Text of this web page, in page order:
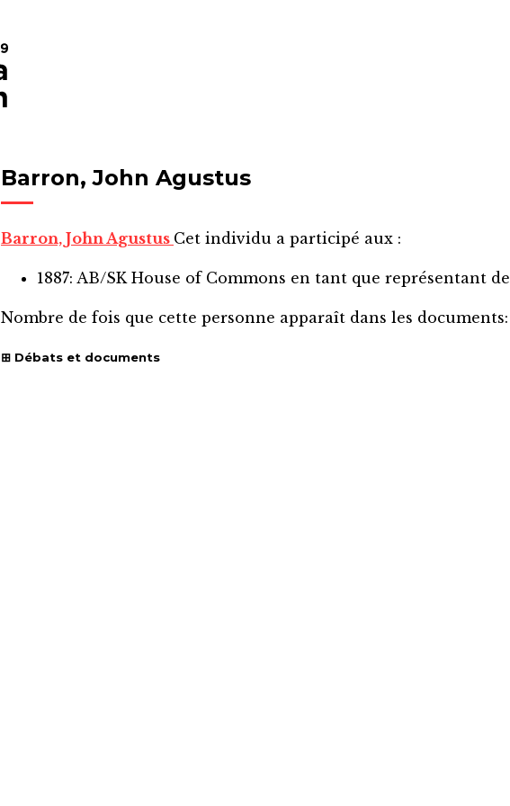
Barron, John Agustus
Barron, John Agustus Cet individu a participé aux :
1887: AB/SK House of Commons en tant que représentant de
Nombre de fois que cette personne apparaît dans les documents:
Débats et documents